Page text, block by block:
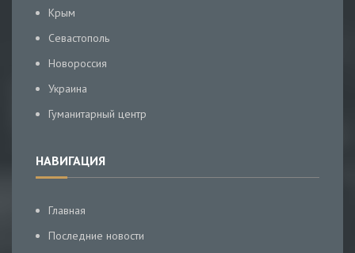
Крым
Севастополь
Новороссия
Украина
Гуманитарный центр
НАВИГАЦИЯ
Главная
Последние новости